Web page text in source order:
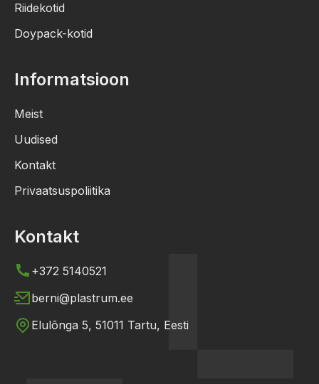
Riidekotid
Doypack-kotid
Informatsioon
Meist
Uudised
Kontakt
Privaatsuspoliitika
Kontakt
+372 5140521
berni@plastrum.ee
Elulõnga 5, 51011 Tartu, Eesti